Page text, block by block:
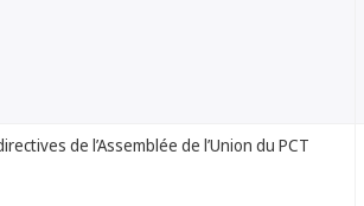
de l’Assemblée de l’Union du PCT